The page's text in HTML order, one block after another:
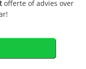
offerte of advies over